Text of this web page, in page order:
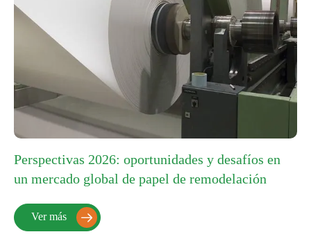
Perspectivas 2026: oportunidades y desafíos en
un mercado global de papel de remodelación
Ver más 